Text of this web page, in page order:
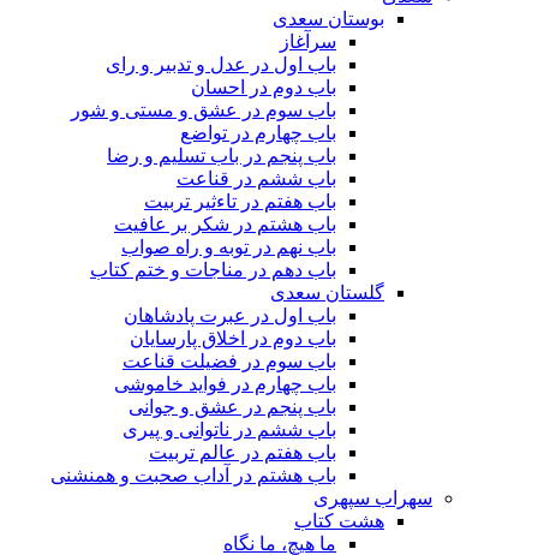
بوستان سعدی
سرآغاز
باب اول در عدل و تدبیر و رای
باب دوم در احسان
باب سوم در عشق و مستی و شور
باب چهارم در تواضع
باب پنجم در باب تسلیم و رضا
باب ششم در قناعت
باب هفتم در تاءثیر تربیت
باب هشتم در شکر بر عافیت
باب نهم در توبه و راه صواب
باب دهم در مناجات و ختم کتاب
گلستان سعدی
باب اول در عبرت پادشاهان
باب دوم در اخلاق پارسایان
باب سوم در فضیلت قناعت
باب چهارم در فواید خاموشى
باب پنجم در عشق و جوانى
باب ششم در ناتوانى و پیرى
باب هفتم در عالم تربیت
باب هشتم در آداب صحبت و همنشنى
سهراب سپهری
هشت کتاب
ما هیچ، ما نگاه